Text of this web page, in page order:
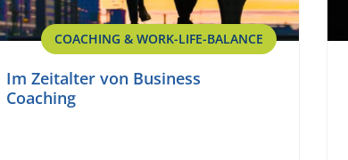
COACHING & WORK-LIFE-BALANCE
Im Zeitalter von Business
Coaching